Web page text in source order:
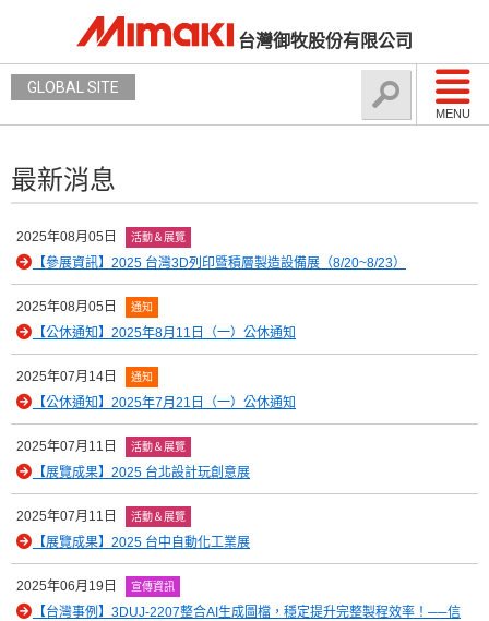
台灣御牧股份有限公司
MENU
GLOBAL SITE
最新消息
2025年08月05日 活動＆展覽
【參展資訊】2025 台灣3D列印暨積層製造設備展（8/20~8/23）
2025年08月05日 通知
【公休通知】2025年8月11日（一）公休通知
2025年07月14日 通知
【公休通知】2025年7月21日（一）公休通知
2025年07月11日 活動＆展覽
【展覽成果】2025 台北設計玩創意展
2025年07月11日 活動＆展覽
【展覽成果】2025 台中自動化工業展
2025年06月19日 宣傳資訊
【台灣事例】3DUJ-2207整合AI生成圖檔，穩定提升完整製程效率！──信